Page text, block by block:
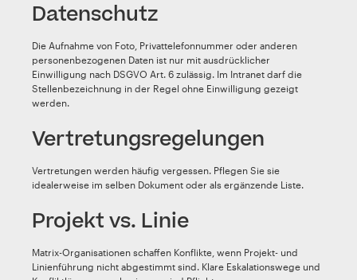
Datenschutz
Die Aufnahme von Foto, Privattelefonnummer oder anderen
personenbezogenen Daten ist nur mit ausdrücklicher
Einwilligung nach DSGVO Art. 6 zulässig. Im Intranet darf die
Stellenbezeichnung in der Regel ohne Einwilligung gezeigt
werden.
Vertretungsregelungen
Vertretungen werden häufig vergessen. Pflegen Sie sie
idealerweise im selben Dokument oder als ergänzende Liste.
Projekt vs. Linie
Matrix-Organisationen schaffen Konflikte, wenn Projekt- und
Linienführung nicht abgestimmt sind. Klare Eskalationswege und